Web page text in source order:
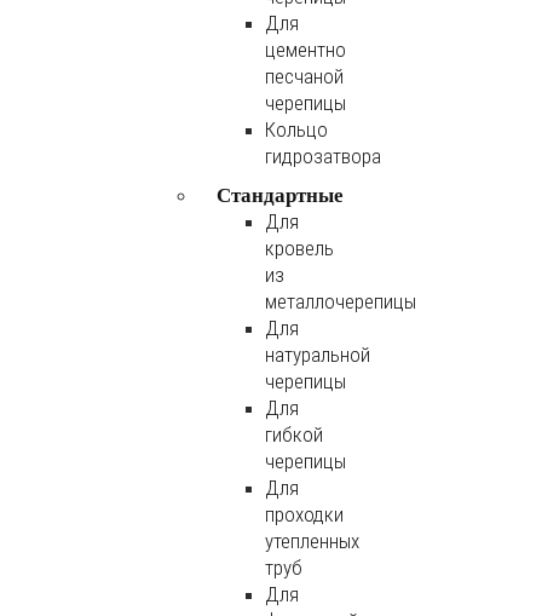
Для
цементно
песчаной
черепицы
Кольцо
гидрозатвора
Стандартные
Для
кровель
из
металлочерепицы
Для
натуральной
черепицы
Для
гибкой
черепицы
Для
проходки
утепленных
труб
Для